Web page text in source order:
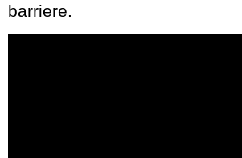
barriere.